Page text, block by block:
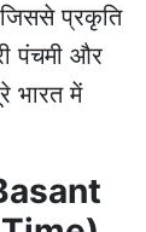
प्रकृति
पंचमी और
भारत में